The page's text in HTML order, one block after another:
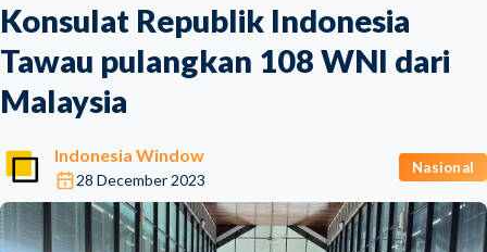
Konsulat Republik Indonesia
Tawau pulangkan 108 WNI dari
Malaysia
Indonesia Window
28 December 2023
Nasional